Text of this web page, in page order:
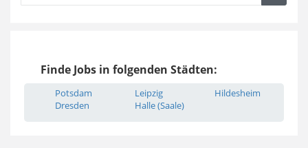
Finde Jobs in folgenden Städten:
Potsdam
Dresden
Leipzig
Halle (Saale)
Hildesheim